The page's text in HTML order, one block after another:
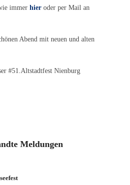
immerhier oder per Mail an
Abend mit neuen und alten
#51.Altstadtfest Nienburg
Meldungen